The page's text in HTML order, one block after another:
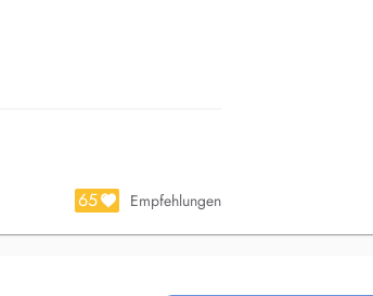
inflammation, enhanced
65 Empfehlungen